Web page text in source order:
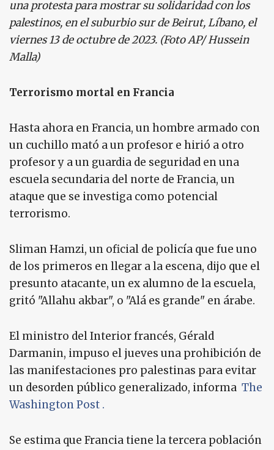
una protesta para mostrar su solidaridad con los
palestinos, en el suburbio sur de Beirut, Líbano, el
viernes 13 de octubre de 2023. (Foto AP/ Hussein
Malla)
Terrorismo mortal en Francia
Hasta ahora en Francia, un hombre armado con
un cuchillo mató a un profesor e hirió a otro
profesor y a un guardia de seguridad en una
escuela secundaria del norte de Francia, un
ataque que se investiga como potencial
terrorismo.
Sliman Hamzi, un oficial de policía que fue uno
de los primeros en llegar a la escena, dijo que el
presunto atacante, un ex alumno de la escuela,
gritó "Allahu akbar", o "Alá es grande" en árabe.
El ministro del Interior francés, Gérald
Darmanin, impuso el jueves una prohibición de
las manifestaciones pro palestinas para evitar
un desorden público generalizado, informa The
Washington Post .
Se estima que Francia tiene la tercera población